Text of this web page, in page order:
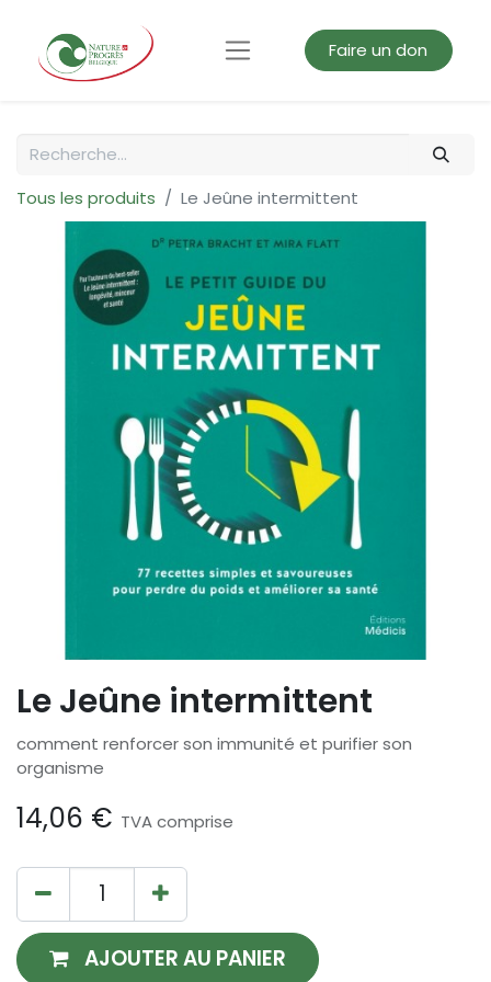
Faire un don
Tous les produits Le Jeûne intermittent
Le Jeûne intermittent
comment renforcer son immunité et purifier son
organisme
14,06 € TVA comprise
AJOUTER AU PANIER